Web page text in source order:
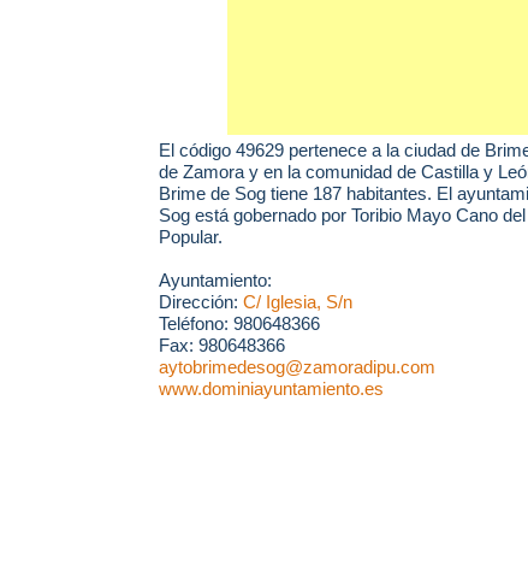
El código 49629 pertenece a la ciudad de
de Zamora y en la comunidad de Castilla y
Brime de Sog tiene 187 habitantes. El
Sog está gobernado por Toribio Mayo Cano
Popular.
Ayuntamiento:
Dirección: C/ Iglesia, S/n
Teléfono: 980648366
Fax: 980648366
aytobrimedesog@zamoradipu.com
www.dominiayuntamiento.es